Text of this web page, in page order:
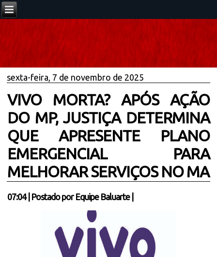
sexta-feira, 7 de novembro de 2025
VIVO MORTA? APÓS AÇÃO
DO MP, JUSTIÇA DETERMINA
QUE APRESENTE PLANO
EMERGENCIAL PARA
MELHORAR SERVIÇOS NO MA
07:04| Postado por Equipe Baluarte